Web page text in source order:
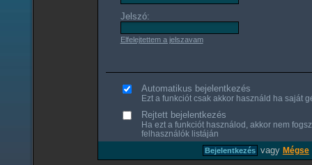
Jelszó:
Elfelejtettem a jelszavam
Automatikus bejelentkezés
Ezt a funkciót csak akkor használd ha saját
Rejtett bejelentkezés
Ha ezt a funkciót használod, akkor nem
felhasználók listáján
vagy Mégse